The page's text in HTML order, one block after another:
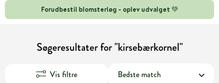
Forudbestil blomsterløg - oplev udvalget 💚
Søgeresultater for "kirsebærkornel"
Vis filtre